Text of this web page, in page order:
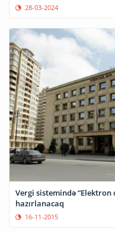
28-03-2024
Vergi sistemində “Elektron
hazırlanacaq
16-11-2015